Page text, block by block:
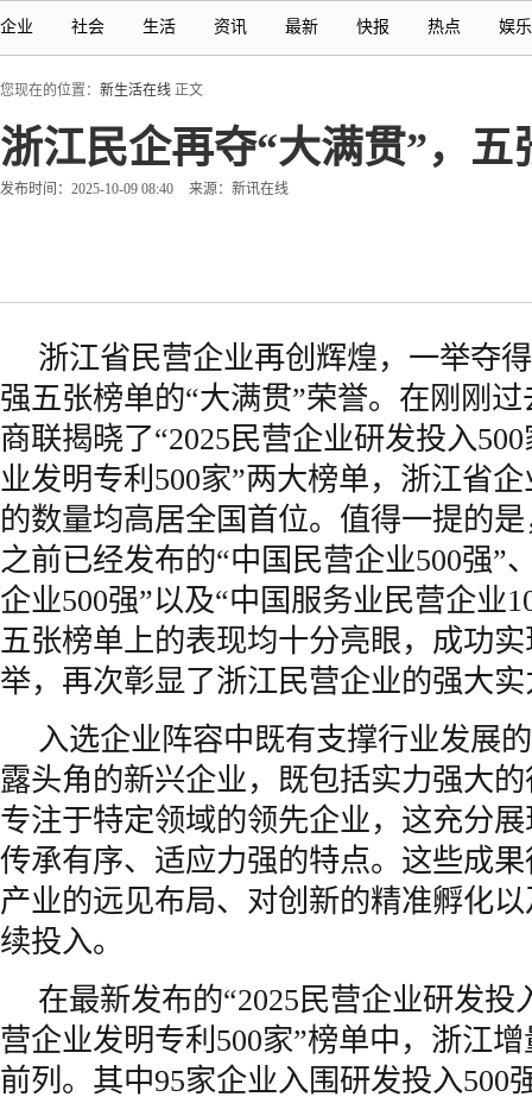
企业 社会 生活 资讯 最新 快报 热点 娱乐
您现在的位置： 新生活在线 正文
浙江民企再夺“大满贯”，
发布时间：2025-10-09 08:40 来源：新讯在线
浙江省民营企业再创辉煌，一举夺
强五张榜单的“大满贯”荣誉。在刚刚
商联揭晓了“2025民营企业研发投入
业发明专利500家”两大榜单，浙江省
的数量均高居全国首位。值得一提的
之前已经发布的“中国民营企业500强”
企业500强”以及“中国服务业民营企业
五张榜单上的表现均十分亮眼，成功
举，再次彰显了浙江民营企业的强大
入选企业阵容中既有支撑行业发展
露头角的新兴企业，既包括实力强大
专注于特定领域的领先企业，这充分
传承有序、适应力强的特点。这些成
产业的远见布局、对创新的精准孵化
续投入。
在最新发布的“2025民营企业研发投
营企业发明专利500家”榜单中，浙江
前列。其中95家企业入围研发投入500